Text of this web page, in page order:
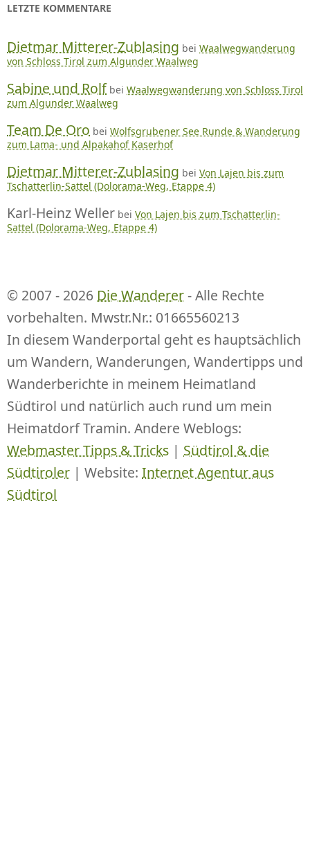
LETZTE KOMMENTARE
Dietmar Mitterer-Zublasing bei Waalwegwanderung
von Schloss Tirol zum Algunder Waalweg
Sabine und Rolf bei Waalwegwanderung von Schloss Tirol
zum Algunder Waalweg
Team De Oro bei Wolfsgrubener See Runde & Wanderung
zum Lama- und Alpakahof Kaserhof
Dietmar Mitterer-Zublasing bei Von Lajen bis zum
Tschatterlin-Sattel (Dolorama-Weg, Etappe 4)
Karl-Heinz Weller bei Von Lajen bis zum Tschatterlin-
Sattel (Dolorama-Weg, Etappe 4)
© 2007 - 2026 Die Wanderer- Alle Rechte
vorbehalten. Mwstr.Nr.: 01665560213
In diesem Wanderportal geht es hauptsächlich
um Wandern, Wanderungen, Wandertipps und
Wanderberichte in meinem Heimatland
Südtirol und natürlich auch rund um mein
Heimatdorf Tramin. Andere Weblogs:
Webmaster Tipps & Tricks | Südtirol & die
Südtiroler | Website: Internet Agentur aus
Südtirol